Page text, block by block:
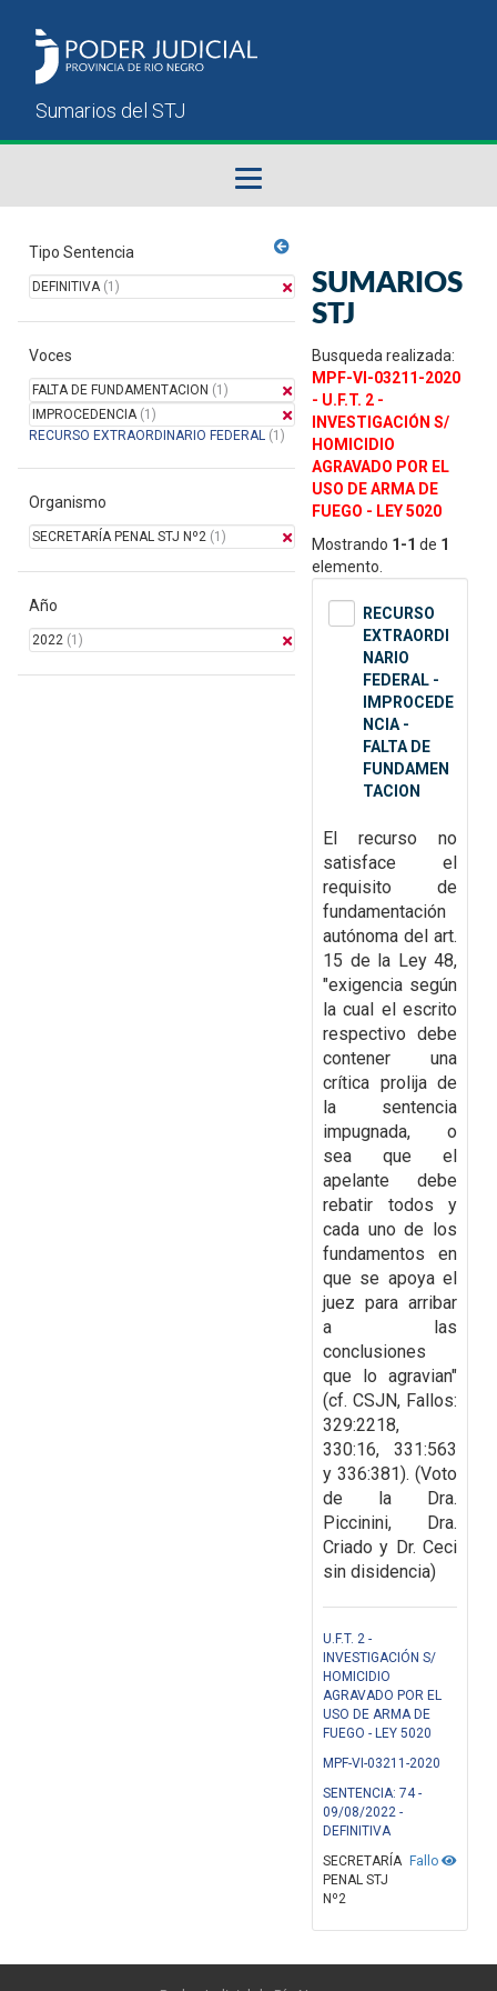
Sumarios del STJ
Manual del Usuario
Tipo Sentencia
DEFINITIVA(1)
Voces
FALTA DE FUNDAMENTACION (1)
IMPROCEDENCIA(1)
RECURSO EXTRAORDINARIO FEDERAL (1)
Organismo
SECRETARÍA PENAL STJ Nº2 (1)
Año
2022 (1)
SUMARIOS
STJ
Busqueda realizada:
MPF-VI-03211-2020
- U.F.T. 2 -
INVESTIGACIÓN S/
HOMICIDIO
AGRAVADO POR EL
USO DE ARMA DE
FUEGO - LEY 5020
Mostrando 1-1 de 1
elemento.
RECURSO
EXTRAORDI
NARIO
FEDERAL -
IMPROCEDE
NCIA -
FALTA DE
FUNDAMEN
TACION
El recurso no
satisface el
requisito de
fundamentación
autónoma del art.
15 de la Ley 48,
"exigencia según
la cual el escrito
respectivo debe
contener una
crítica prolija de
la sentencia
impugnada, o
sea que el
apelante debe
rebatir todos y
cada uno de los
fundamentos en
que se apoya el
juez para arribar
a las
conclusiones
que lo agravian"
(cf. CSJN, Fallos:
329:2218,
330:16, 331:563
y 336:381). (Voto
de la Dra.
Piccinini, Dra.
Criado y Dr. Ceci
sin disidencia)
U.F.T. 2 -
INVESTIGACIÓN S/
HOMICIDIO
AGRAVADO POR EL
USO DE ARMA DE
FUEGO - LEY 5020
MPF-VI-03211-2020
SENTENCIA: 74 -
09/08/2022 -
DEFINITIVA
Fallo
SECRETARÍA
PENAL STJ
Nº2